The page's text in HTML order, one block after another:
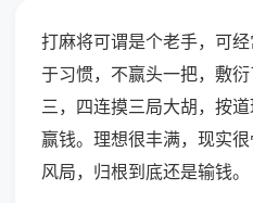
打麻将可谓是个老手，可
于习惯，不赢头一把，敷衍
三，四连摸三局大胡，按
赢钱。理想很丰满，现实
风局，归根到底还是输钱。